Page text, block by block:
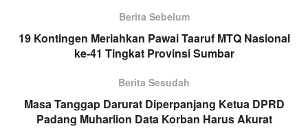
Berita Sebelum
19 Kontingen Meriahkan Pawai Taaruf MTQ Nasional
ke-41 Tingkat Provinsi Sumbar
Berita Sesudah
Masa Tanggap Darurat Diperpanjang Ketua DPRD
Padang Muharlion Data Korban Harus Akurat